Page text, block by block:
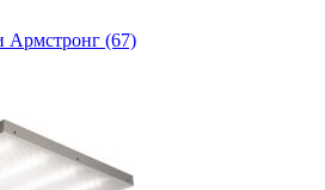
Армстронг (67)